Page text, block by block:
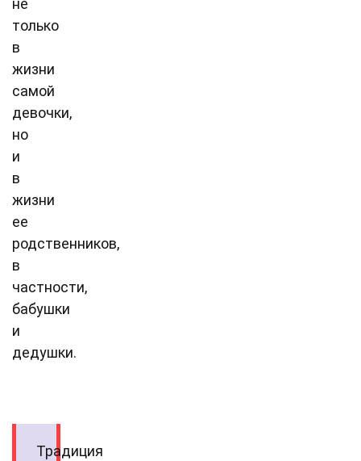
не
только
в
жизни
самой
девочки,
но
и
в
жизни
ее
родственников,
в
частности,
бабушки
и
дедушки.
Традиция